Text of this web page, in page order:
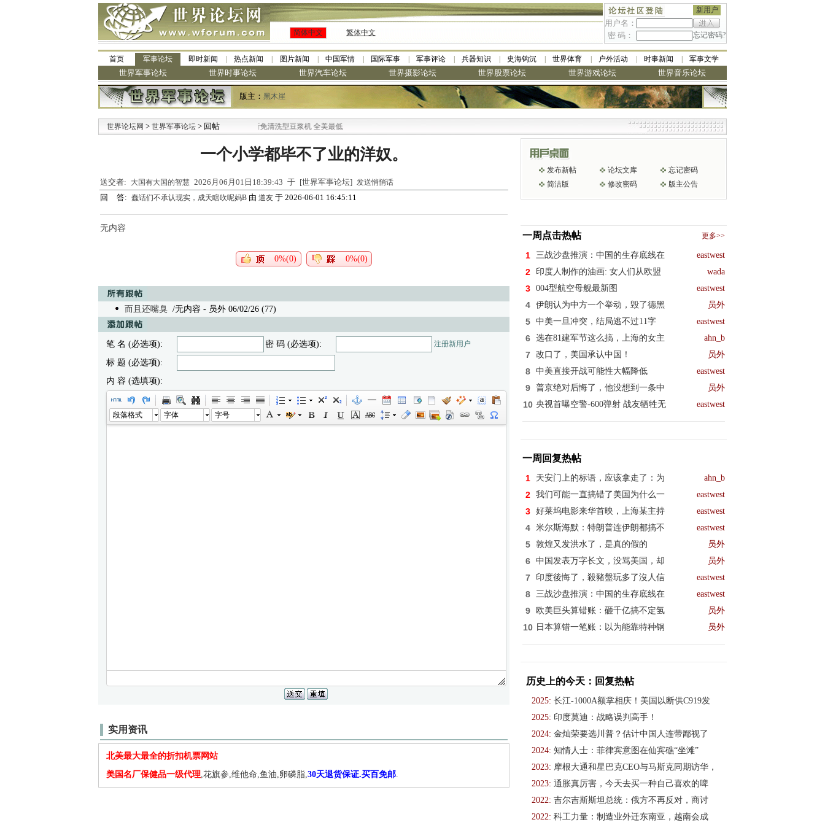
新用户
用户名：
密 码：
忘记密码?
简体中文 繁体中文
首页 军事论坛 即时新闻 热点新闻 图片新闻 中国军情 国际军事 军事评论 兵器知识 史海钩沉 世界体育 户外活动 时事新闻 军事文学
世界军事论坛 世界时事论坛 世界汽车论坛 世界摄影论坛 世界股票论坛 世界游戏论坛 世界音乐论坛
版主： 黑木崖
世界论坛网 > 世界军事论坛 > 回帖
·九阳全新免清洗型豆浆机 全美最低
一个小学都毕不了业的洋奴。
送交者: 大国有大国的智慧 2026月06月01日18:39:43 于 [世界军事论坛] 发送悄悄话
回 答: 蠢话们不承认现实，成天瞎吹呢妈B 由 道友 于 2026-06-01 16:45:11
无内容
0%(0) 0%(0)
而且还嘴臭 /无内容 - 员外 06/02/26 (77)
笔 名 (必选项): 密 码 (必选项): 注册新用户
标 题 (必选项):
内 容 (选填项):
段落格式 字体 字号
实用资讯
北美最大最全的折扣机票网站
美国名厂保健品一级代理,花旗参,维他命,鱼油,卵磷脂,30天退货保证.买百免邮.
发布新帖 论坛文库
忘记密码
简洁版
修改密码 版主公告
一周点击热帖 更多>>
1 三战沙盘推演：中国的生存底线在 eastwest
2 印度人制作的油画: 女人们从欧盟 wada
3 004型航空母舰最新图 eastwest
4 伊朗认为中方一个举动，毁了德黑 员外
5 中美一旦冲突，结局逃不过11字 eastwest
6 选在81建军节这么搞，上海的女主 ahn_b
7 改口了，美国承认中国！ 员外
8 中美直接开战可能性大幅降低 eastwest
9 普京绝对后悔了，他没想到一条中 员外
10 央视首曝空警-600弹射 战友牺牲无 eastwest
一周回复热帖
1 天安门上的标语，应该拿走了：为 ahn_b
2 我们可能一直搞错了美国为什么一 eastwest
3 好莱坞电影来华首映，上海某主持 eastwest
4 米尔斯海默：特朗普连伊朗都搞不 eastwest
5 敦煌又发洪水了，是真的假的 员外
6 中国发表万字长文，没骂美国，却 员外
7 印度後悔了，殺豬盤玩多了沒人信 eastwest
8 三战沙盘推演：中国的生存底线在 eastwest
9 欧美巨头算错账：砸千亿搞不定氢 员外
10 日本算错一笔账：以为能靠特种钢 员外
历史上的今天：回复热帖
2025: 长江-1000A额掌相庆！美国以断供C919发
2025: 印度莫迪：战略误判高手！
2024: 金灿荣要选川普？估计中国人连带鄙视了
2024: 知情人士：菲律宾意图在仙宾礁“坐滩”
2023: 摩根大通和星巴克CEO与马斯克同期访华，
2023: 通胀真厉害，今天去买一种自己喜欢的啤
2022: 吉尔吉斯斯坦总统：俄方不再反对，商讨
2022: 科工力量：制造业外迁东南亚，越南会成